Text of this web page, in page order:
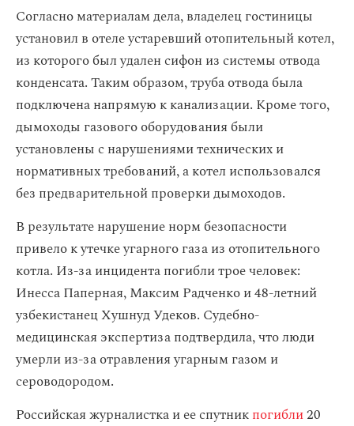
Согласно материалам дела, владелец гостиницы
установил в отеле устаревший отопительный котел,
из которого был удален сифон из системы отвода
конденсата. Таким образом, труба отвода была
подключена напрямую к канализации. Кроме того,
дымоходы газового оборудования были
установлены с нарушениями технических и
нормативных требований, а котел использовался
без предварительной проверки дымоходов.
В результате нарушение норм безопасности
привело к утечке угарного газа из отопительного
котла. Из-за инцидента погибли трое человек:
Инесса Паперная, Максим Радченко и 48-летний
узбекистанец Хушнуд Удеков. Судебно-
медицинская экспертиза подтвердила, что люди
умерли из-за отравления угарным газом и
сероводородом.
Российская журналистка и ее спутникпогибли20